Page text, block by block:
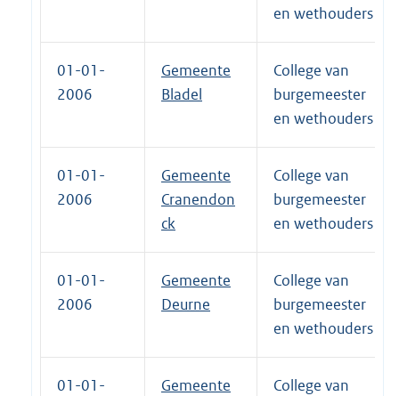
en wethouders
01-01-
2006
Gemeente
Bladel
College van
burgemeester
en wethouders
01-01-
2006
Gemeente
Cranendon
ck
College van
burgemeester
en wethouders
01-01-
2006
Gemeente
Deurne
College van
burgemeester
en wethouders
01-01-
Gemeente
College van